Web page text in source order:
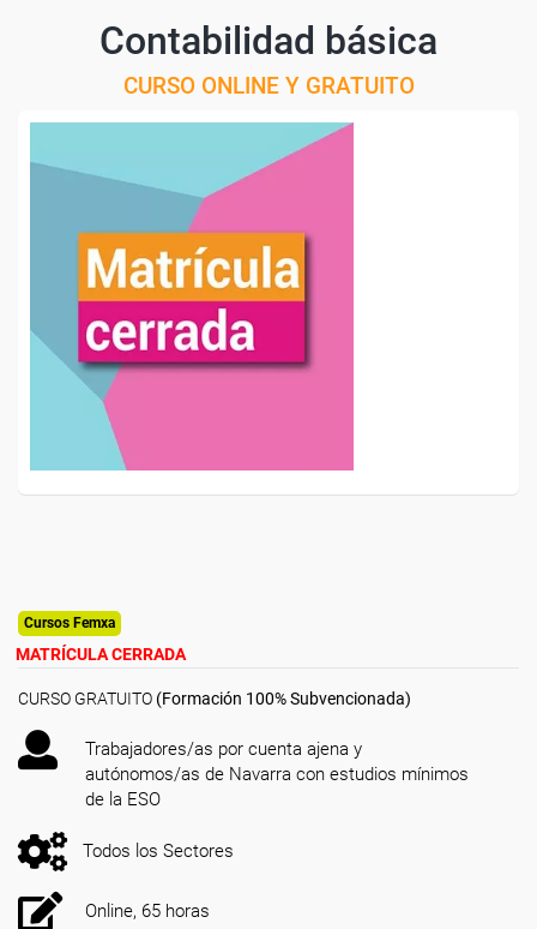
Contabilidad básica
CURSO ONLINE Y GRATUITO
Cursos Femxa
MATRÍCULA CERRADA
CURSO GRATUITO (Formación 100% Subvencionada)
Trabajadores/as por cuenta ajena y
autónomos/as de Navarra con estudios mínimos
de la ESO
Todos los Sectores
Online, 65 horas